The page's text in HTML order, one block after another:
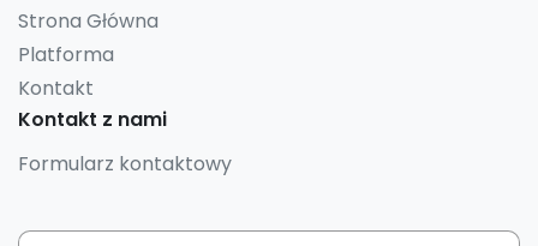
Strona Główna
Platforma
Kontakt
Kontakt z nami
Formularz kontaktowy